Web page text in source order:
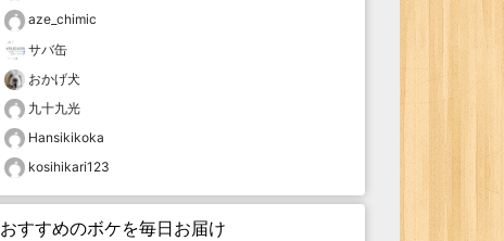
aze_chimic
サバ缶
おかげ犬
九十九光
Hansikikoka
kosihikari123
おすすめのボケを毎日お届け